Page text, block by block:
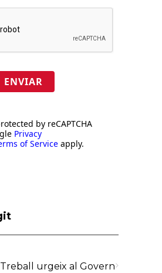
ENVIAR
by reCAPTCHA
Privacy
of Service apply.
urgeix al Govern